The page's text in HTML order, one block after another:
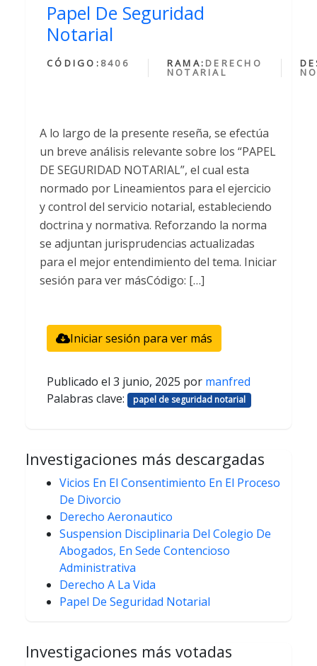
Papel De Seguridad
Notarial
CÓDIGO: 8406 RAMA: DERECHO
NOTARIAL
A lo largo de la presente reseña, se efectúa
un breve análisis relevante sobre los “PAPEL
DE SEGURIDAD NOTARIAL”, el cual esta
normado por Lineamientos para el ejercicio
y control del servicio notarial, estableciendo
doctrina y normativa. Reforzando la norma
se adjuntan jurisprudencias actualizadas
para el mejor entendimiento del tema. Iniciar
sesión para ver másCódigo: […]
Iniciar sesión para ver más
Publicado el 3 junio, 2025 por manfred
Palabras clave:
papel de seguridad notarial
Investigaciones más descargadas
Vicios En El Consentimiento En El Proceso
De Divorcio
Derecho Aeronautico
Suspension Disciplinaria Del Colegio De
Abogados, En Sede Contencioso
Administrativa
Derecho A La Vida
Papel De Seguridad Notarial
Investigaciones más votadas